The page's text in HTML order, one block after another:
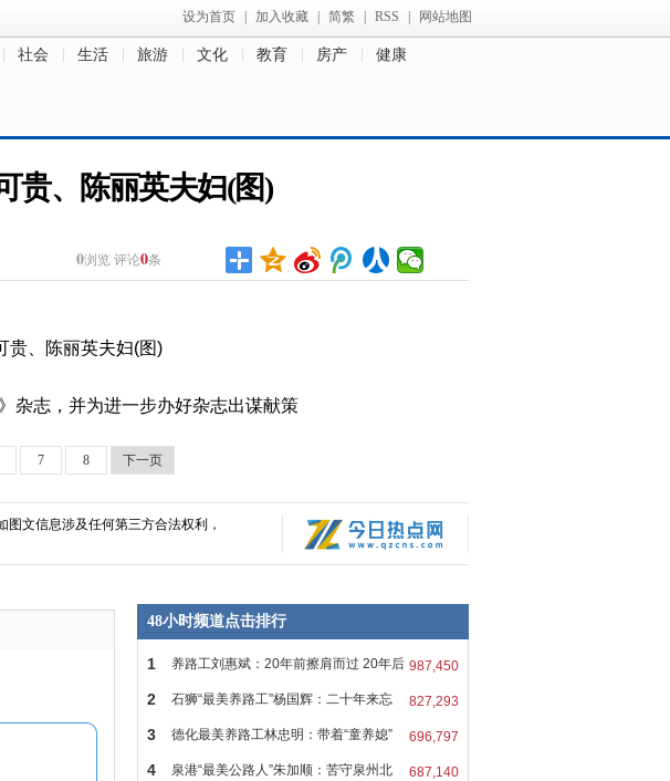
设为首页 加入收藏 简繁 RSS 网站地图
社会 生活 旅游 文化 教育 房产 健康
贵、陈丽英夫妇(图)
0浏览 评论0条
杂志，并为进一步办好杂志出谋献策
7 8 下一页
文信息涉及任何第三方合法权利，
48小时频道点击排行
987,450
1 养路工刘惠斌：20年前擦肩而过 20年后
827,293
2 石狮“最美养路工”杨国辉：二十年来忘
696,797
3 德化最美养路工林忠明：带着“童养媳”
687,140
4 泉港“最美公路人”朱加顺：苦守泉州北